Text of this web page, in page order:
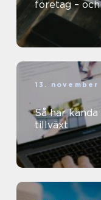
företag –
13. november
Så har
tillväxt